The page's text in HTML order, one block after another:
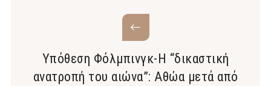
Υπόθεση Φόλμπινγκ-Η “δικαστική
ανατροπή του αιώνα”: Αθώα μετά από